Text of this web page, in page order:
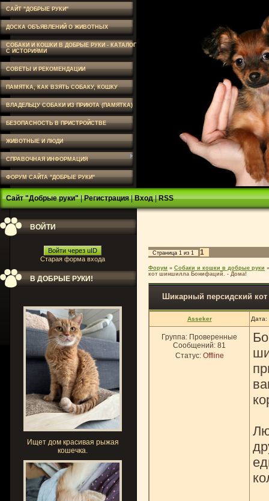
САЙТ "ДОБРЫЕ РУКИ"
ДОСКА ОБЪЯВЛЕНИЙ О ЖИВОТНЫХ
СОБАКИ И КОШКИ В ДОБРЫЕ РУКИ - КАТАЛОГ
С ИСТОРИЯМИ
СОВЕТЫ И РЕКОМЕНДАЦИИ
ПАМЯТКА, КАК ВЗЯТЬ СОБАКУ, КОШКУ
ВЛАДЕЛЬЦУ СОБАКИ ИЗ ПРИЮТА (ПАМЯТКА)
БЕЗОПАСНОСТЬ В ПРИСТРОЙСТВЕ
ЖИВОТНЫЕ И ЛЮДИ
СПРАВОЧНАЯ ИНФОРМАЦИЯ
ФОРУМ САЙТА "ДОБРЫЕ РУКИ"
Сайт "Добрые руки"|Регистрация|Вход|RSS
ВОЙТИ
Войти через uID
Старая форма входа
В ДОБРЫЕ РУКИ!
Ищет дом красивая рыжая
кошечка.
Страница 1 из 1 1
Форум » Собаки и кошки в добрые руки »
кот шиншилла Бонифаций. - Дома!
Шикарный персидский
Asseker
Группа: Проверенные
Сообщений: 81
Статус: Offline